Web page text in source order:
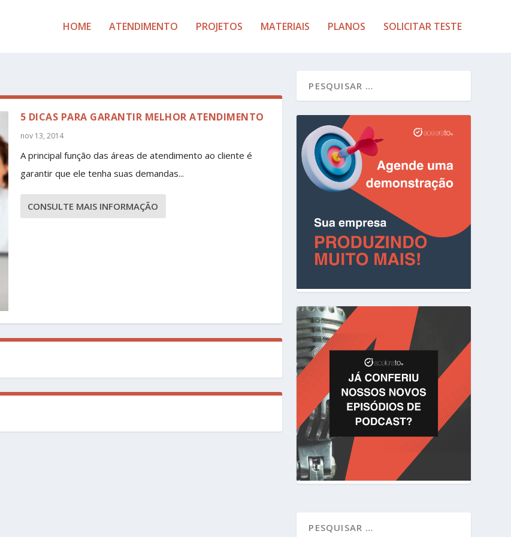
HOME ATENDIMENTO PROJETOS MATERIAIS PLANOS SOLICITAR TESTE
5 DICAS PARA GARANTIR MELHOR ATENDIMENTO
nov 13, 2014
A principal função das áreas de atendimento ao cliente é
garantir que ele tenha suas demandas...
CONSULTE MAIS INFORMAÇÃO